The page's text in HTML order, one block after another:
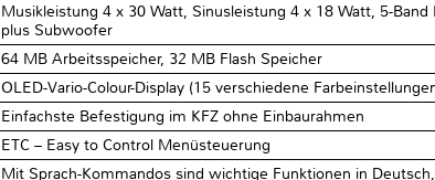
Musikleistung 4 x 30 Watt, Sinusleistung 4 x 18 Watt, 5-Band
plus Subwoofer
64 MB Arbeitsspeicher, 32 MB Flash Speicher
OLED-Vario-Colour-Display (15 verschiedene
Einfachste Befestigung im KFZ ohne Einbaurahmen
ETC – Easy to Control Menüsteuerung
Mit Sprach-Kommandos sind wichtige Funktionen in